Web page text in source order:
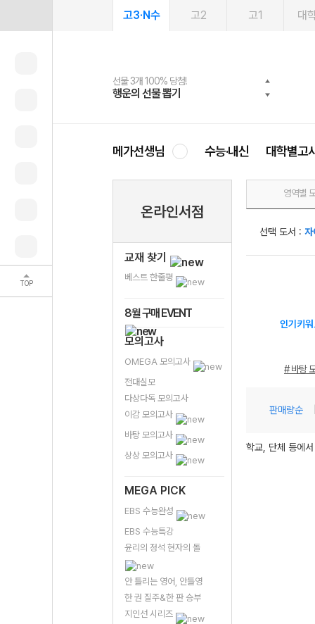
TOP
고3·N수 고2 고1 대
선물 3개 100% 당첨!
행운의 선물 뽑기
선물 100% 증정!
메가스터디 X 올리브
여름방학 스터디 캐시백
메가런 썸머스쿨
2027 러셀 단과
강사 공개선발
스마트러닝앱
설문 EVENT
메가패스
3일 무료 체험권
메가패스 수강생 무료혜택!
메가클럽 멤버십
사회공헌 캠페인
희망이룸 메가나눔
메가선생님 수능·내신 대학별고
온라인서점
교재 찾기
베스트 한줄평
8월 구매 EVENT
모의고사
OMEGA 모의고사
전대실모
다상다독 모의고사
이감 모의고사
바탕 모의고사
상상 모의고사
MEGA PICK
EBS 수능완성
EBS 수능특강
윤리의 정석 현자의 돌
안 틀리는 영어, 안틀영
한 권 질주&한 판 승부
지인선 시리즈
영역별
선택 도서 : 자
인기키
# 바탕
판매량순
학교, 단체 등에